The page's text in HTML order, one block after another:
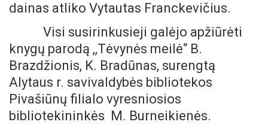
dainas atliko Vytautas Franckevičius.
Visi susirinkusieji galėjo apžiūrėti
knygų parodą ,,Tėvynės meilė‘‘ B.
Brazdžionis, K. Bradūnas, surengtą
Alytaus r. savivaldybės bibliotekos
Pivašiūnų filialo vyresniosios
bibliotekininkės M. Burneikienės.